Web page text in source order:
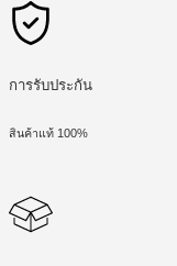
การรับประกัน
สินค้าแท้ 100%